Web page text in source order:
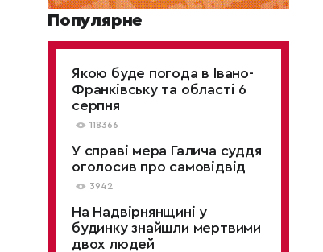
Популярне
Якою буде погода в Івано-
Франківську та області 6
серпня
118366
У справі мера Галича суддя
оголосив про самовідвід
3942
На Надвірнянщині у
будинку знайшли мертвими
двох людей